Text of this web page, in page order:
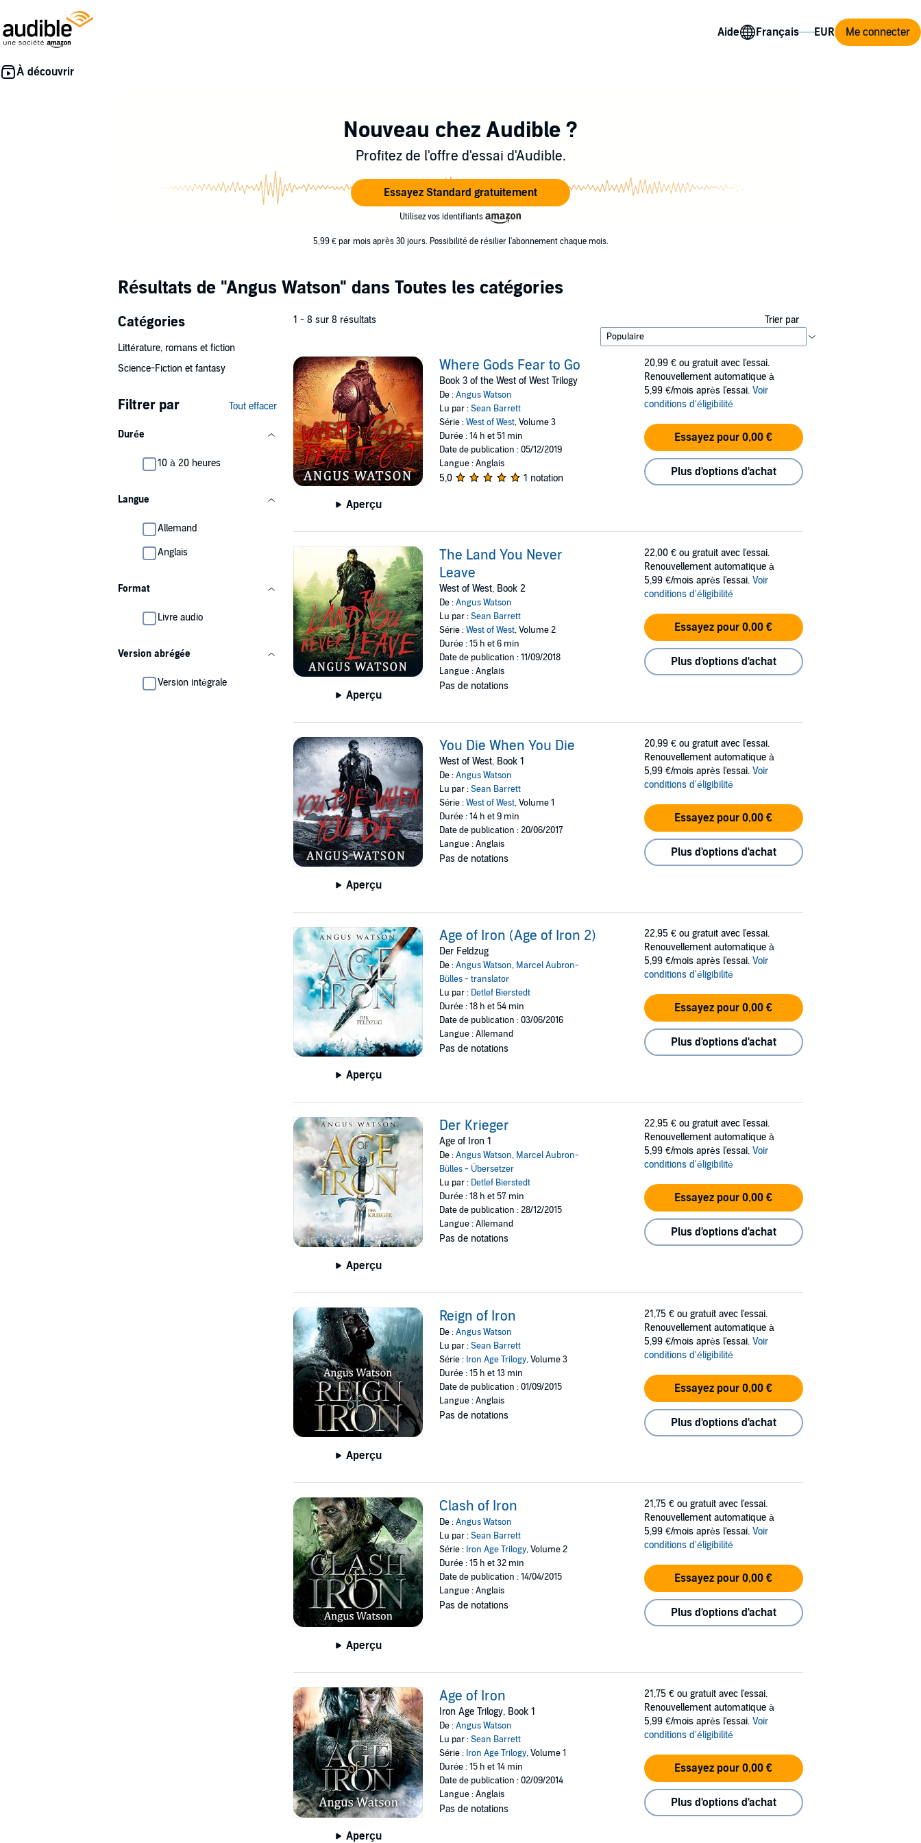
Aide Me connecter
Nouveau chez Audible ?
Profitez de l'offre d'essai d'Audible.
Essayez Standard gratuitement
Utilisez vos identifiants
5,99 € par mois après 30 jours. Possibilité de résilier l'abonnement chaque mois.
Résultats de "Angus Watson" dans Toutes les catégories
Catégories
Littérature, romans et fiction
Science-Fiction et fantasy
Filtrer par Tout effacer
Durée
10 à 20 heures
Langue
Allemand
Anglais
Format
Livre audio
Version abrégée
Version intégrale
1 - 8 sur 8 résultats Trier par
Aperçu
Where Gods Fear to Go
Book 3 of the West of West Trilogy
De :Angus Watson
Lu par :Sean Barrett
Série :West of West, Volume 3
Durée : 14 h et 51 min
Date de publication : 05/12/2019
Langue : Anglais
5,0 1 notation
20,99 € ou gratuit avec l'essai.
Renouvellement automatique à
5,99 €/mois après l'essai. Voir
conditions d'éligibilité
Essayez pour 0,00 €
Plus d'options d'achat
Aperçu
The Land You Never
Leave
West of West, Book 2
De :Angus Watson
Lu par :Sean Barrett
Série :West of West, Volume 2
Durée : 15 h et 6 min
Date de publication : 11/09/2018
Langue : Anglais
Pas de notations
22,00 € ou gratuit avec l'essai.
Renouvellement automatique à
5,99 €/mois après l'essai. Voir
conditions d'éligibilité
Essayez pour 0,00 €
Plus d'options d'achat
Aperçu
You Die When You Die
West of West, Book 1
De :Angus Watson
Lu par :Sean Barrett
Série :West of West, Volume 1
Durée : 14 h et 9 min
Date de publication : 20/06/2017
Langue : Anglais
Pas de notations
20,99 € ou gratuit avec l'essai.
Renouvellement automatique à
5,99 €/mois après l'essai. Voir
conditions d'éligibilité
Essayez pour 0,00 €
Plus d'options d'achat
Aperçu
Age of Iron (Age of Iron 2)
Der Feldzug
De :Angus Watson, Marcel Aubron-
Bülles - translator
Lu par : Detlef Bierstedt
Durée : 18 h et 54 min
Date de publication : 03/06/2016
Langue : Allemand
Pas de notations
22,95 € ou gratuit avec l'essai.
Renouvellement automatique à
5,99 €/mois après l'essai. Voir
conditions d'éligibilité
Essayez pour 0,00 €
Plus d'options d'achat
Aperçu
Der Krieger
Age of Iron 1
De :Angus Watson, Marcel Aubron-
Bülles - Übersetzer
Lu par : Detlef Bierstedt
Durée : 18 h et 57 min
Date de publication : 28/12/2015
Langue : Allemand
Pas de notations
22,95 € ou gratuit avec l'essai.
Renouvellement automatique à
5,99 €/mois après l'essai. Voir
conditions d'éligibilité
Essayez pour 0,00 €
Plus d'options d'achat
Aperçu
Reign of Iron
De :Angus Watson
Lu par :Sean Barrett
Série : Iron Age Trilogy, Volume 3
Durée : 15 h et 13 min
Date de publication : 01/09/2015
Langue : Anglais
Pas de notations
21,75 € ou gratuit avec l'essai.
Renouvellement automatique à
5,99 €/mois après l'essai. Voir
conditions d'éligibilité
Essayez pour 0,00 €
Plus d'options d'achat
Aperçu
Clash of Iron
De :Angus Watson
Lu par :Sean Barrett
Série : Iron Age Trilogy, Volume 2
Durée : 15 h et 32 min
Date de publication : 14/04/2015
Langue : Anglais
Pas de notations
21,75 € ou gratuit avec l'essai.
Renouvellement automatique à
5,99 €/mois après l'essai. Voir
conditions d'éligibilité
Essayez pour 0,00 €
Plus d'options d'achat
Aperçu
Age of Iron
Iron Age Trilogy, Book 1
De :Angus Watson
Lu par :Sean Barrett
Série : Iron Age Trilogy, Volume 1
Durée : 15 h et 14 min
Date de publication : 02/09/2014
Langue : Anglais
Pas de notations
21,75 € ou gratuit avec l'essai.
Renouvellement automatique à
5,99 €/mois après l'essai. Voir
conditions d'éligibilité
Essayez pour 0,00 €
Plus d'options d'achat